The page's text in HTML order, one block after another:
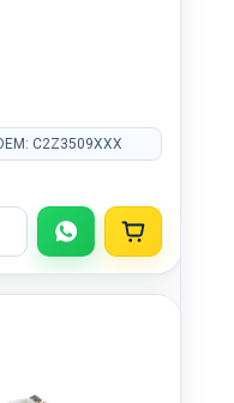
C2Z3509XXX